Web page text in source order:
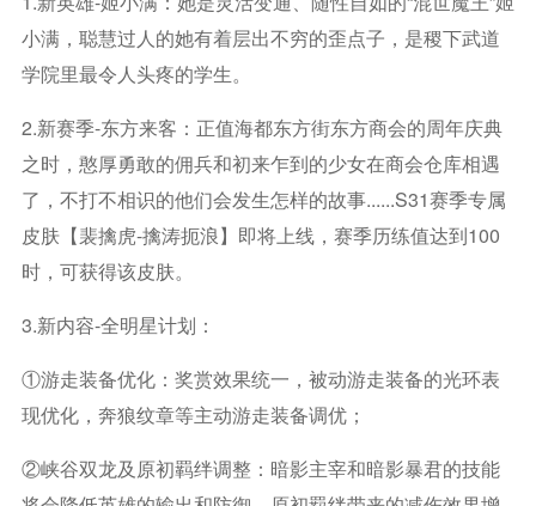
小满，聪慧过人的她有着层出不穷的歪点子，是稷下武道
学院里最令人头疼的学生。
2.新赛季-东方来客：正值海都东方街东方商会的周年庆典
之时，憨厚勇敢的佣兵和初来乍到的少女在商会仓库相遇
了，不打不相识的他们会发生怎样的故事......S31赛季专属
皮肤【裴擒虎-擒涛扼浪】即将上线，赛季历练值达到100
时，可获得该皮肤。
3.新内容-全明星计划：
①游走装备优化：奖赏效果统一，被动游走装备的光环表
现优化，奔狼纹章等主动游走装备调优；
②峡谷双龙及原初羁绊调整：暗影主宰和暗影暴君的技能